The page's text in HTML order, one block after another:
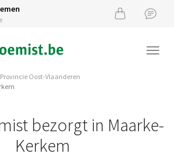
Provincie Oost-Vlaanderen
bezorgt in Maarke-
Kerkem